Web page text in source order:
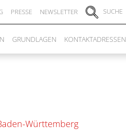
PRESSE NEWSLETTER SUCHE
GRUNDLAGEN KONTAKTADRESSEN
Württemberg